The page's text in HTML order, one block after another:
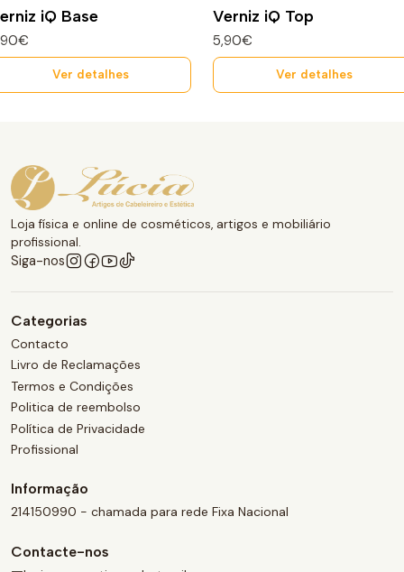
iQ Base
Ver detalhes
Verniz iQ Top
5,90€
Ver detalhes
Loja física e online de cosméticos, artigos e mobiliário
profissional.
Siga-nos
Categorias
Contacto
Livro de Reclamações
Termos e Condições
Politica de reembolso
Política de Privacidade
Profissional
Informação
214150990 - chamada para rede Fixa Nacional
Contacte-nos